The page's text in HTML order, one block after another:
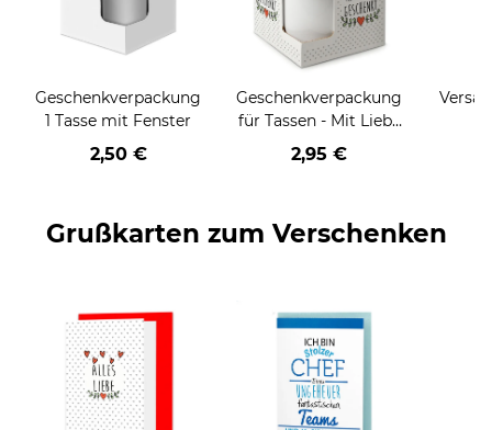
Geschenkverpackung
1 Tasse mit Fenster
2,50 €
Geschenkverpackung
für Tassen - Mit Liebe
geschenkt
2,95 €
Grußkarten zum Verschenken